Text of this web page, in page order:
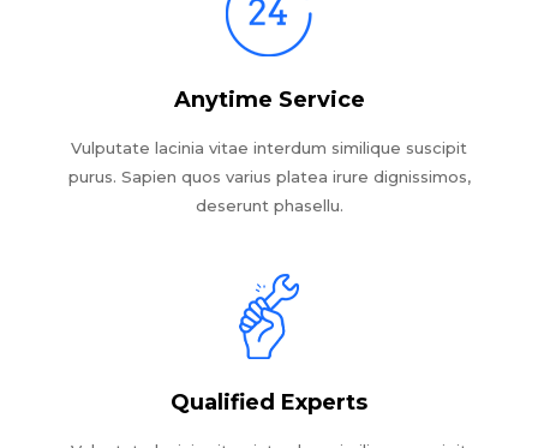
Anytime Service
Vulputate lacinia vitae interdum similique suscipit
purus. Sapien quos varius platea irure dignissimos,
deserunt phasellu.
Qualified Experts